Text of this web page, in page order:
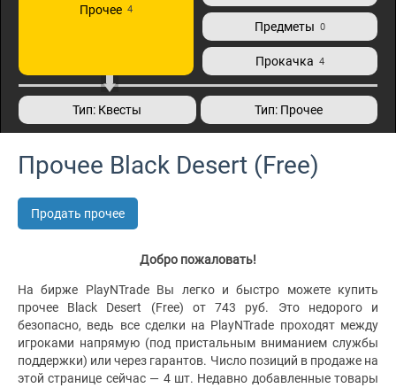
Прочее 4
Предметы 0
Прокачка 4
Тип: Квесты Тип: Прочее
Прочее Black Desert (Free)
Продать прочее
Добро пожаловать!
На бирже PlayNTrade Вы легко и быстро можете купить
прочее Black Desert (Free) от 743 руб. Это недорого и
безопасно, ведь все сделки на PlayNTrade проходят между
игроками напрямую (под пристальным вниманием службы
поддержки) или через гарантов. Число позиций в продаже на
этой странице сейчас — 4 шт. Недавно добавленные товары